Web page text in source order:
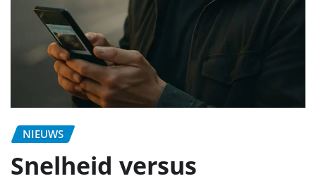
NIEUWS
Snelheid versus